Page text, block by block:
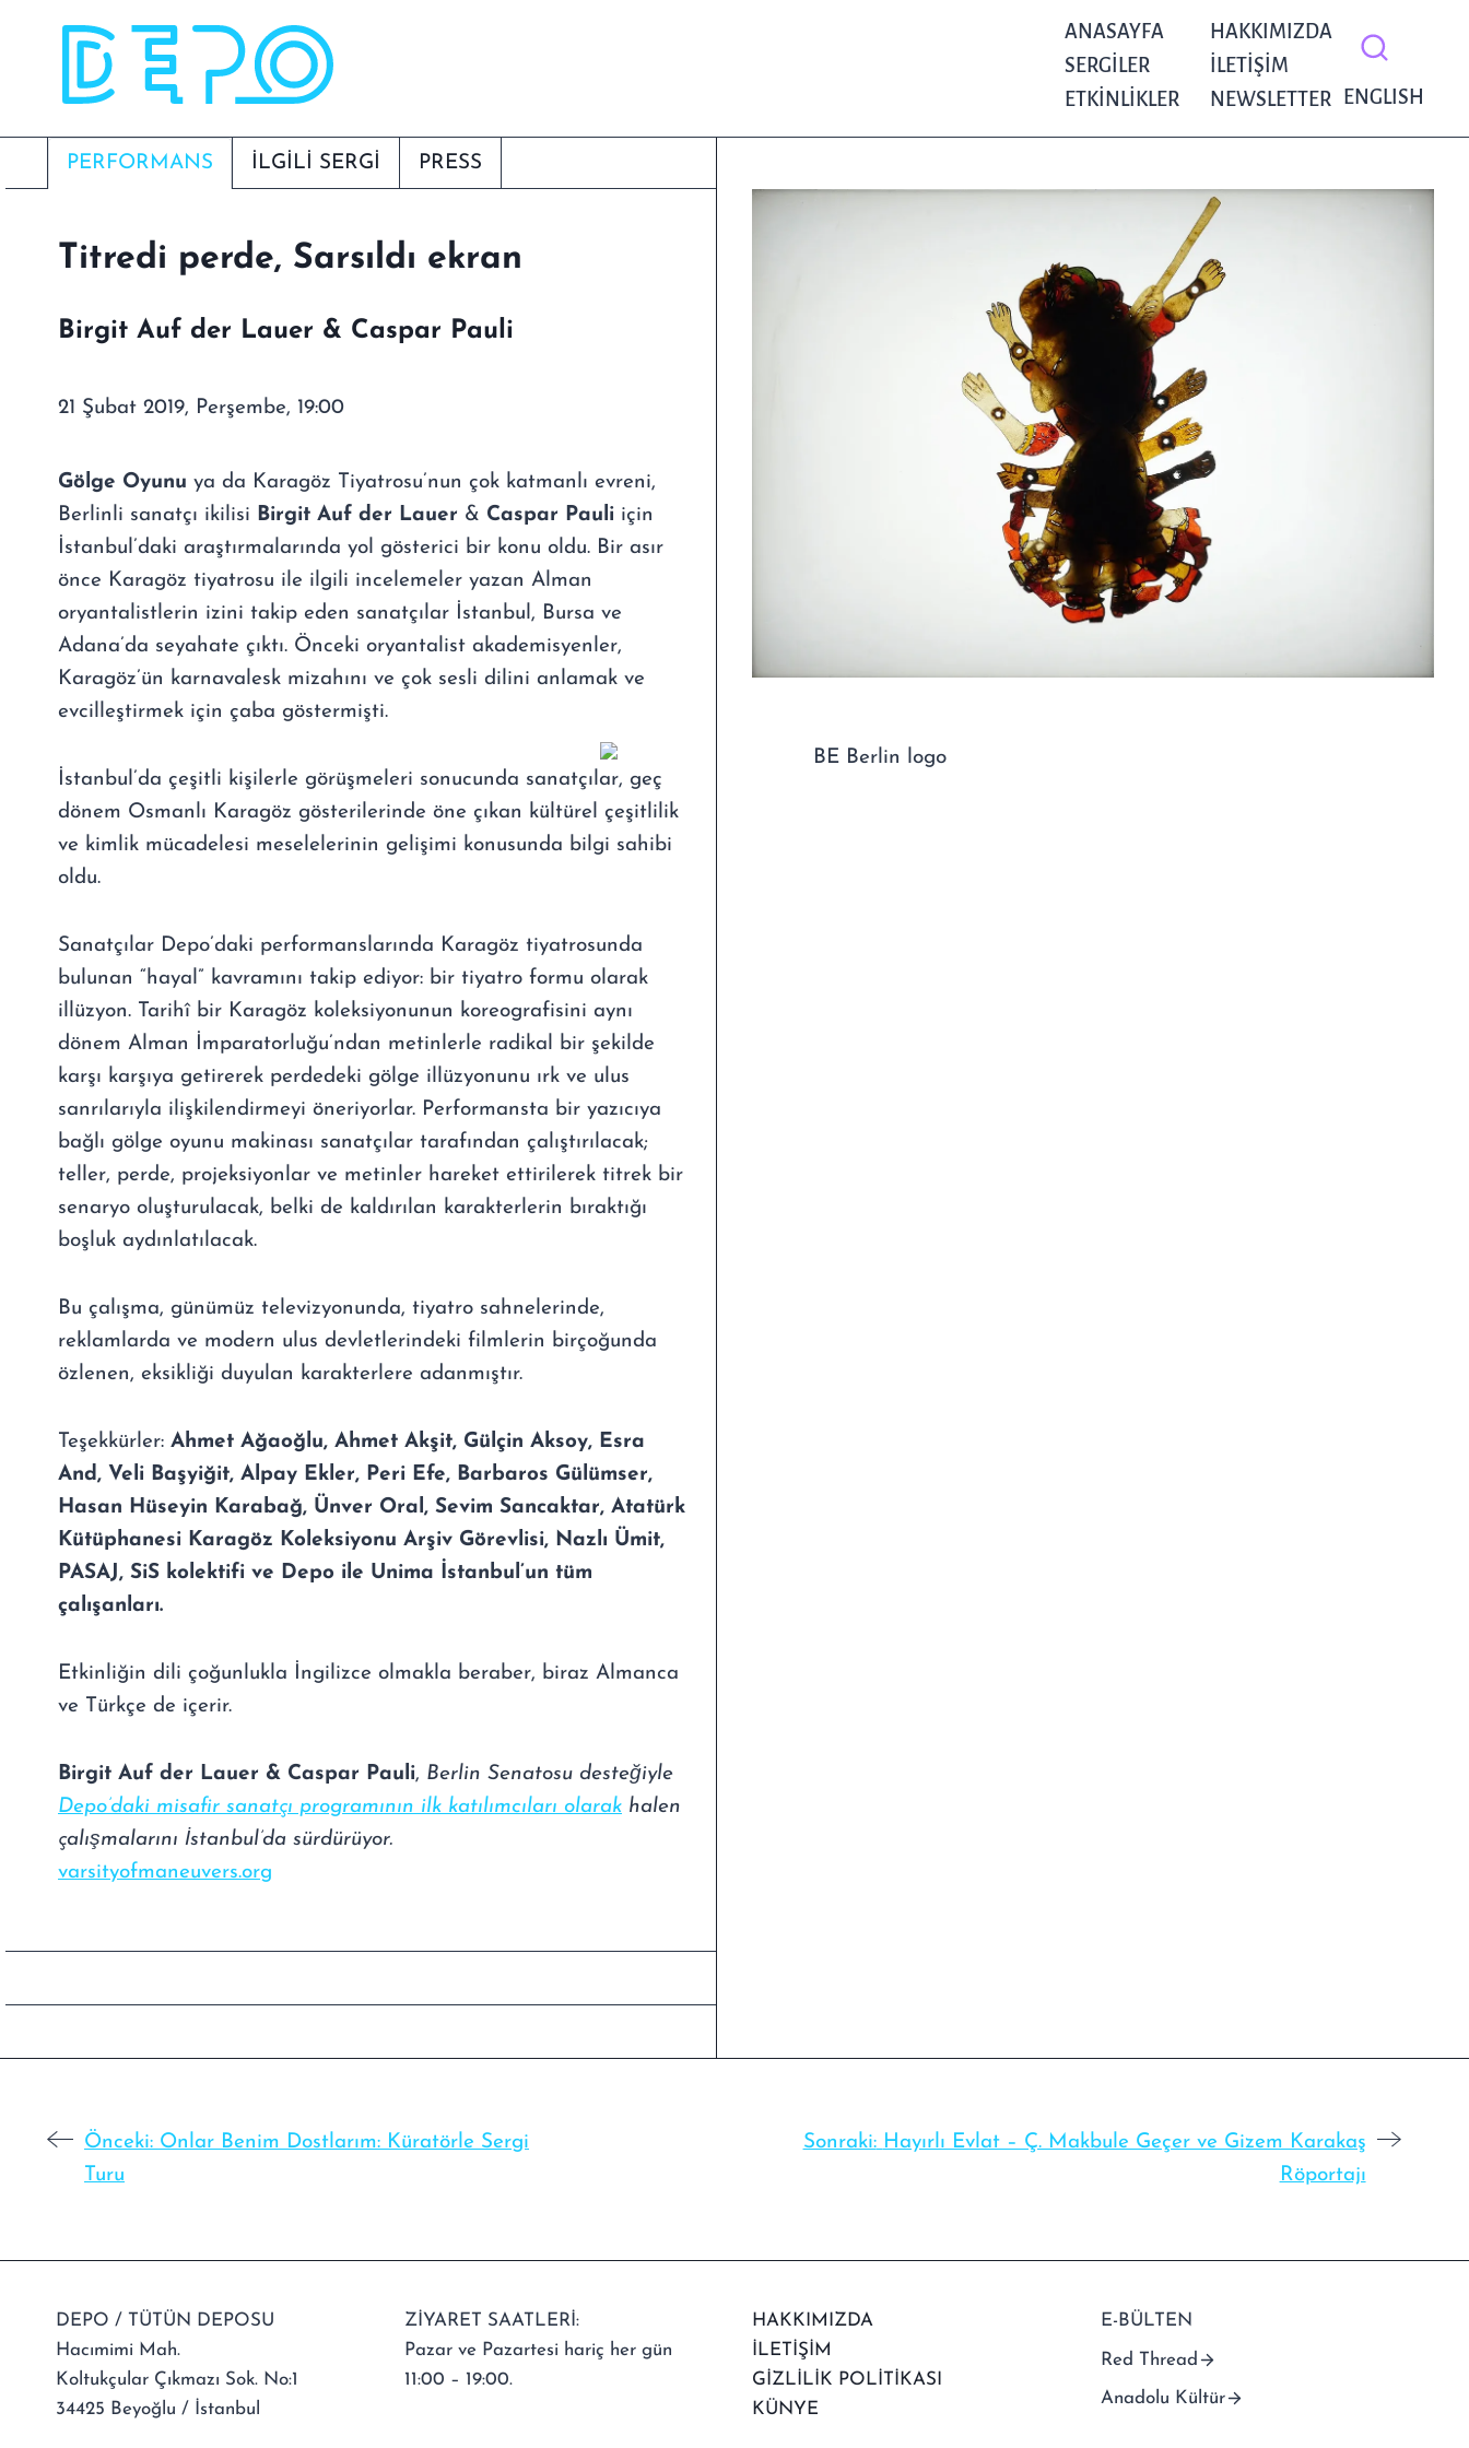
ANASAYFA
SERGILER
ETKINLIKLER
HAKKIMIZDA
İLETIŞIM
NEWSLETTER
ENGLISH
PERFORMANS İLGİLİ SERGI PRESS
Titredi perde, Sarsıldı ekran
Birgit Auf der Lauer & Caspar Pauli
21 Şubat 2019, Perşembe, 19:00
Gölge Oyunu ya da Karagöz Tiyatrosu’nun çok katmanlı evreni,
Berlinli sanatçı ikilisi Birgit Auf der Lauer & Caspar Pauli için
İstanbul’daki araştırmalarında yol gösterici bir konu oldu. Bir asır
önce Karagöz tiyatrosu ile ilgili incelemeler yazan Alman
oryantalistlerin izini takip eden sanatçılar İstanbul, Bursa ve
Adana’da seyahate çıktı. Önceki oryantalist akademisyenler,
Karagöz’ün karnavalesk mizahını ve çok sesli dilini anlamak ve
evcilleştirmek için çaba göstermişti.
İstanbul’da çeşitli kişilerle görüşmeleri sonucunda sanatçılar, geç
dönem Osmanlı Karagöz gösterilerinde öne çıkan kültürel çeşitlilik
ve kimlik mücadelesi meselelerinin gelişimi konusunda bilgi sahibi
oldu.
Sanatçılar Depo’daki performanslarında Karagöz tiyatrosunda
bulunan “hayal” kavramını takip ediyor: bir tiyatro formu olarak
illüzyon. Tarihî bir Karagöz koleksiyonunun koreografisini aynı
dönem Alman İmparatorluğu’ndan metinlerle radikal bir şekilde
karşı karşıya getirerek perdedeki gölge illüzyonunu ırk ve ulus
sanrılarıyla ilişkilendirmeyi öneriyorlar. Performansta bir yazıcıya
bağlı gölge oyunu makinası sanatçılar tarafından çalıştırılacak;
teller, perde, projeksiyonlar ve metinler hareket ettirilerek titrek bir
senaryo oluşturulacak, belki de kaldırılan karakterlerin bıraktığı
boşluk aydınlatılacak.
Bu çalışma, günümüz televizyonunda, tiyatro sahnelerinde,
reklamlarda ve modern ulus devletlerindeki filmlerin birçoğunda
özlenen, eksikliği duyulan karakterlere adanmıştır.
Teşekkürler: Ahmet Ağaoğlu, Ahmet Akşit, Gülçin Aksoy, Esra
And, Veli Başyiğit, Alpay Ekler, Peri Efe, Barbaros Gülümser,
Hasan Hüseyin Karabağ, Ünver Oral, Sevim Sancaktar, Atatürk
Kütüphanesi Karagöz Koleksiyonu Arşiv Görevlisi, Nazlı Ümit,
PASAJ, SiS kolektifi ve Depo ile Unima İstanbul’un tüm
çalışanları.
Etkinliğin dili çoğunlukla İngilizce olmakla beraber, biraz Almanca
ve Türkçe de içerir.
Birgit Auf der Lauer & Caspar Pauli, Berlin Senatosu desteğiyle
Depo’daki misafir sanatçı programının ilk katılımcıları olarak halen
çalışmalarını İstanbul’da sürdürüyor.
varsityofmaneuvers.org
Önceki: Onlar Benim Dostlarım: Küratörle Sergi
Turu
Sonraki: Hayırlı Evlat – Ç. Makbule Geçer ve Gizem Karakaş
Röportajı
DEPO / TÜTÜN DEPOSU
Hacımimi Mah.
Koltukçular Çıkmazı Sok. No:1
34425 Beyoğlu / İstanbul
ZİYARET SAATLERİ:
Pazar ve Pazartesi hariç her gün
11:00 – 19:00.
HAKKIMIZDA
İLETİŞİM
GİZLİLİK POLİTİKASI
KÜNYE
E-BÜLTEN
Red Thread
Anadolu Kültür